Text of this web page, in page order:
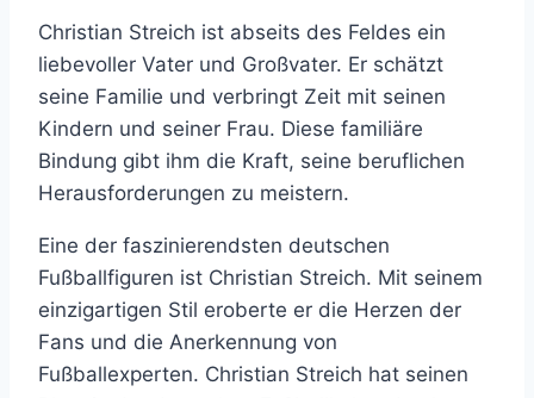
Christian Streich ist abseits des Feldes ein
liebevoller Vater und Großvater. Er schätzt
seine Familie und verbringt Zeit mit seinen
Kindern und seiner Frau. Diese familiäre
Bindung gibt ihm die Kraft, seine beruflichen
Herausforderungen zu meistern.
Eine der faszinierendsten deutschen
Fußballfiguren ist Christian Streich. Mit seinem
einzigartigen Stil eroberte er die Herzen der
Fans und die Anerkennung von
Fußballexperten. Christian Streich hat seinen